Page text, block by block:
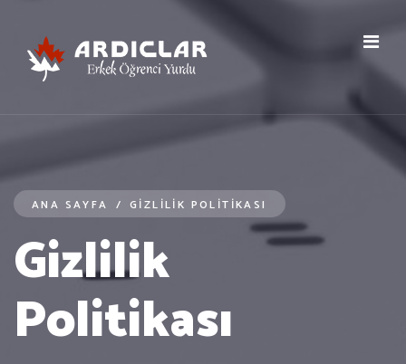
ANA SAYFA / GIZLILIK POLITIKASI
Gizlilik
Politikası